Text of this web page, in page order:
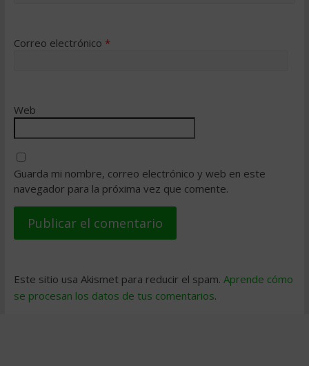
Correo electrónico *
Web
Guarda mi nombre, correo electrónico y web en este
navegador para la próxima vez que comente.
Este sitio usa Akismet para reducir el spam. Aprende cómo
se procesan los datos de tus comentarios.